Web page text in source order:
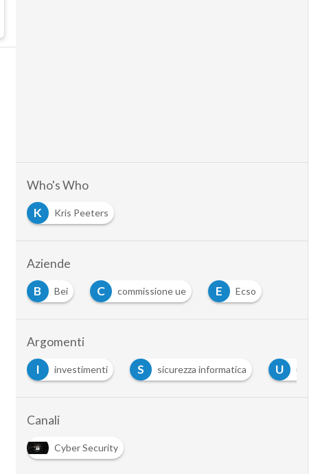
Who's Who
K
Kris Peeters
Aziende
B
Bei C commissione ue E Ecso
Argomenti
I investimenti S sicurezza informatica U ue
Canali
Cyber Security